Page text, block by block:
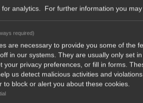
for analytics. For further information you
required)
are necessary to provide you some of the
in our systems. They are usually only set
your privacy preferences, or fill in forms.
us detect malicious activities and
to block or alert you about these cookies.